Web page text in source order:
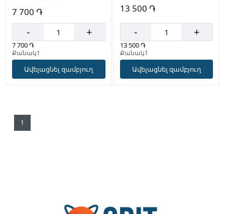
7 700 ֏
- +
7 700 ֏
Քանակ1
Ավելացնել զամբյուղ
13 500 ֏
- +
13 500 ֏
Քանակ1
Ավելացնել զամբյուղ
1